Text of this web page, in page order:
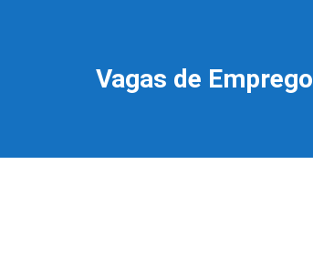
Vagas de Emprego